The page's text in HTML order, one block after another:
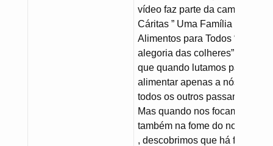
vídeo faz parte da campanha
Cáritas ” Uma Família
Alimentos para Todos “. A ”
alegoria das colheres” ensina-
que quando lutamos para
alimentar apenas a nós
todos os outros passam fome.
Mas quando nos focamos
também na fome do nosso
, descobrimos que há formas